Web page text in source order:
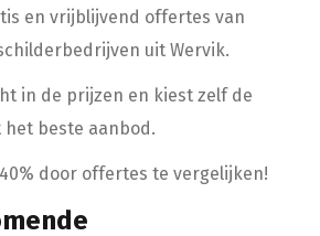
en vrijblijvend offertes van
uit Wervik.
in de prijzen en kiest zelf de
beste aanbod.
door offertes te vergelijken!